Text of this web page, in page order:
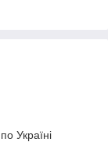
Україні